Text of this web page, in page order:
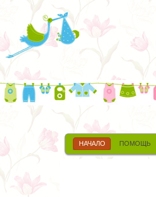
НАЧАЛО ПОМОЩЬ